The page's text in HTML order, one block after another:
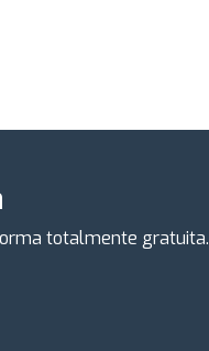
totalmente gratuita.